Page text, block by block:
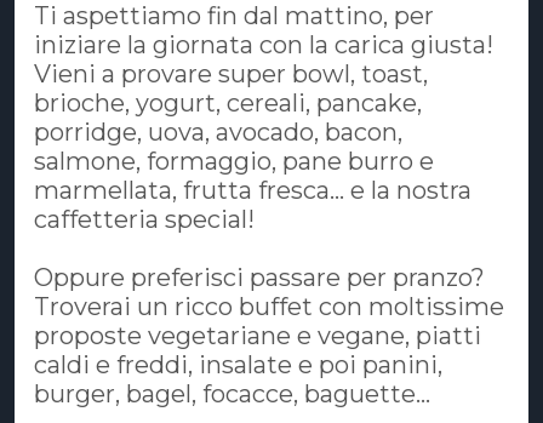
Ti aspettiamo fin dal mattino, per
iniziare la giornata con la carica giusta!
Vieni a provare super bowl, toast,
brioche, yogurt, cereali, pancake,
porridge, uova, avocado, bacon,
salmone, formaggio, pane burro e
marmellata, frutta fresca... e la nostra
caffetteria special!
Oppure preferisci passare per pranzo?
Troverai un ricco buffet con moltissime
proposte vegetariane e vegane, piatti
caldi e freddi, insalate e poi panini,
burger, bagel, focacce, baguette...